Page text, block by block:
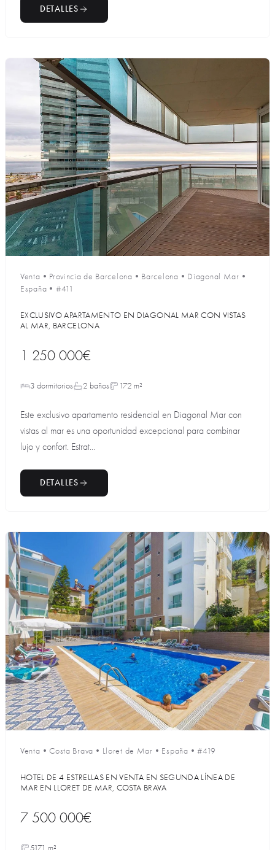
DETALLES
Venta • Provincia de Barcelona • Barcelona • Diagonal Mar •
España • #411
EXCLUSIVO APARTAMENTO EN DIAGONAL MAR CON VISTAS
AL MAR, BARCELONA
1 250 000€
3 dormitorios 2 baños 172 m²
Este exclusivo apartamento residencial en Diagonal Mar con
vistas al mar es una oportunidad excepcional para combinar
lujo y confort. Estrat...
DETALLES
Venta •Costa Brava • Lloret de Mar • España •#419
HOTEL DE 4 ESTRELLAS EN VENTA EN SEGUNDA LÍNEA DE
MAR EN LLORET DE MAR, COSTA BRAVA
7 500 000€
5171 m²